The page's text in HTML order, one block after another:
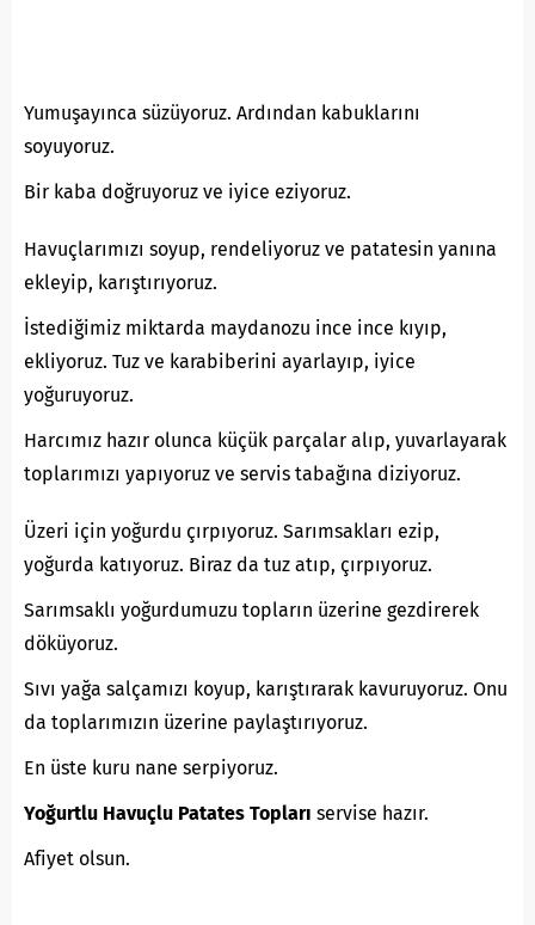
Yumuşayınca süzüyoruz. Ardından kabuklarını
soyuyoruz.
Bir kaba doğruyoruz ve iyice eziyoruz.
Havuçlarımızı soyup, rendeliyoruz ve patatesin yanına
ekleyip, karıştırıyoruz.
İstediğimiz miktarda maydanozu ince ince kıyıp,
ekliyoruz. Tuz ve karabiberini ayarlayıp, iyice
yoğuruyoruz.
Harcımız hazır olunca küçük parçalar alıp, yuvarlayarak
toplarımızı yapıyoruz ve servis tabağına diziyoruz.
Üzeri için yoğurdu çırpıyoruz. Sarımsakları ezip,
yoğurda katıyoruz. Biraz da tuz atıp, çırpıyoruz.
Sarımsaklı yoğurdumuzu topların üzerine gezdirerek
döküyoruz.
Sıvı yağa salçamızı koyup, karıştırarak kavuruyoruz. Onu
da toplarımızın üzerine paylaştırıyoruz.
En üste kuru nane serpiyoruz.
Yoğurtlu Havuçlu Patates Topları servise hazır.
Afiyet olsun.